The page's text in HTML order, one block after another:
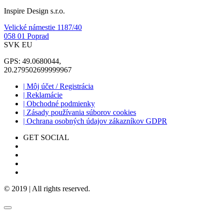
Inspire Design s.r.o.
Velické námestie 1187/40
058 01 Poprad
SVK EU
GPS: 49.0680044,
20.279502699999967
| Môj účet / Registrácia
| Reklamácie
| Obchodné podmienky
| Zásady používania súborov cookies
| Ochrana osobných údajov zákazníkov GDPR
GET SOCIAL
© 2019 | All rights reserved.